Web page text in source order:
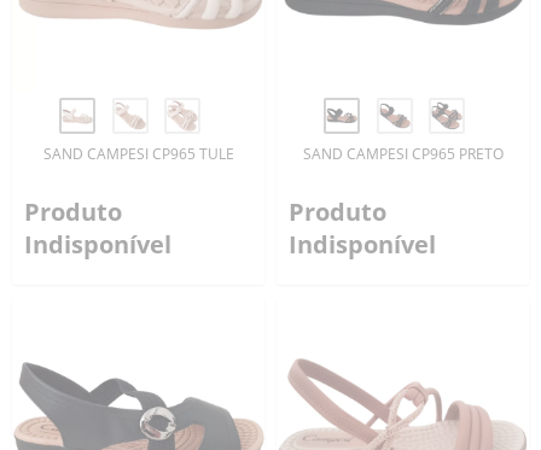
SAND CAMPESI CP965 TULE
Produto
Indisponível
SAND CAMPESI CP965 PRETO
Produto
Indisponível